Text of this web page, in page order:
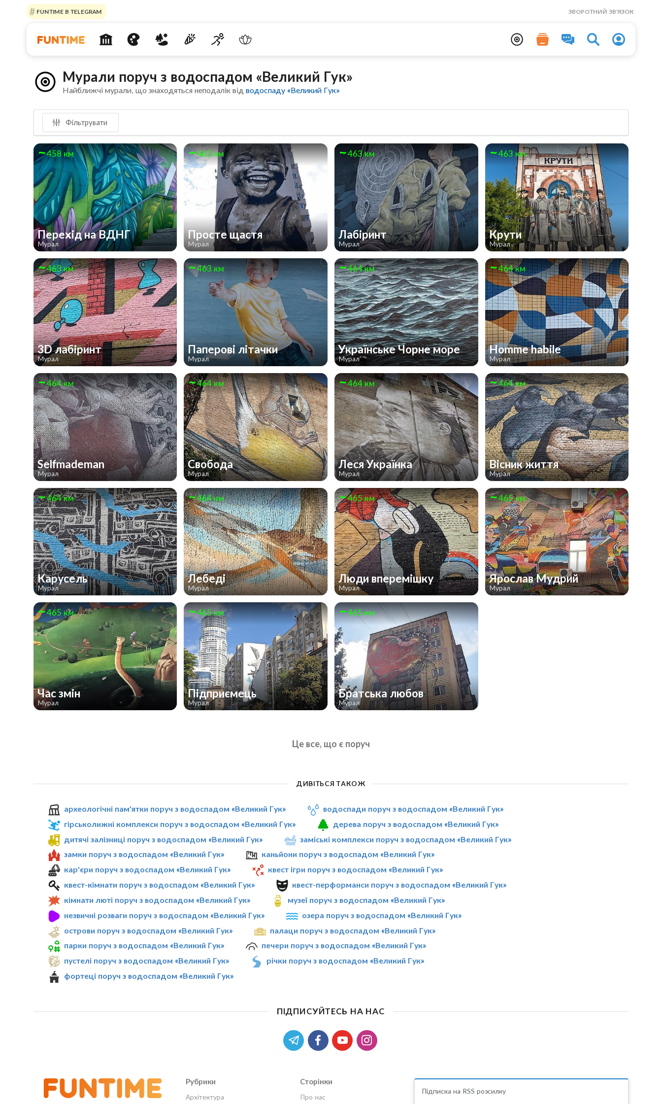
FUNTIME В TELEGRAM ЗВОРОТНИЙ ЗВ'ЯЗОК
Мурали поруч з водоспадом «Великий Гук»
Найближчі мурали, що знаходяться неподалік відводоспаду «Великий Гук»
Фільтрувати
458 км
Перехід на ВДНГ
Мурал
463 км
Просте щастя
Мурал
463 км
Лабіринт
Мурал
463 км
Крути
Мурал
463 км
3D лабіринт
Мурал
463 км
Паперові літачки
Мурал
464 км
Українське Чорне море
Мурал
464 км
Homme habile
Мурал
464 км
Selfmademan
Мурал
464 км
Свобода
Мурал
464 км
Леся Українка
Мурал
464 км
Вісник життя
Мурал
464 км
Карусель
Мурал
464 км
Лебеді
Мурал
465 км
Люди вперемішку
Мурал
465 км
Ярослав Мудрий
Мурал
465 км
Час змін
Мурал
465 км
Підприємець
Мурал
465 км
Братська любов
Мурал
Це все, що є поруч
ДИВІТЬСЯ ТАКОЖ
археологічні пам'ятки поруч з водоспадом «Великий Гук»
водоспади поруч з водоспадом «Великий Гук»
гірськолижні комплекси поруч з водоспадом «Великий Гук»
дерева поруч з водоспадом «Великий Гук»
дитячі залізниці поруч з водоспадом «Великий Гук»
заміські комплекси поруч з водоспадом «Великий Гук»
замки поруч з водоспадом «Великий Гук»
каньйони поруч з водоспадом «Великий Гук»
кар'єри поруч з водоспадом «Великий Гук»
квест ігри поруч з водоспадом «Великий Гук»
квест-кімнати поруч з водоспадом «Великий Гук»
квест-перформанси поруч з водоспадом «Великий Гук»
кімнати люті поруч з водоспадом «Великий Гук»
музеї поруч з водоспадом «Великий Гук»
незвичні розваги поруч з водоспадом «Великий Гук»
озера поруч з водоспадом «Великий Гук»
острови поруч з водоспадом «Великий Гук»
палаци поруч з водоспадом «Великий Гук»
парки поруч з водоспадом «Великий Гук»
печери поруч з водоспадом «Великий Гук»
пустелі поруч з водоспадом «Великий Гук»
річки поруч з водоспадом «Великий Гук»
фортеці поруч з водоспадом «Великий Гук»
ПІДПИСУЙТЕСЬ НА НАС
Рубрики
Архітектура
Сторінки
Про нас
Підписка на RSS розсилку